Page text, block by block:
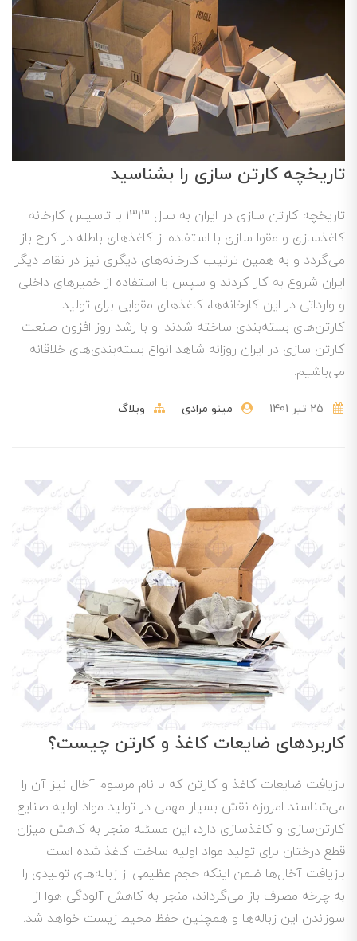
تاریخچه کارتن سازی را بشناسید
تاریخچه کارتن سازی در ایران به سال 1313 با تاسیس کارخانه
کاغذسازی و مقوا سازی با استفاده از کاغذهای باطله در کرج باز
می‌گردد و به همین ترتیب کارخانه‌های دیگری نیز در نقاط دیگر
ایران شروع به کار کردند و سپس با استفاده از خمیر‌های داخلی
و وارداتی در این کارخانه‌ها، کاغذهای مقوایی برای تولید
کارتن‌های بسته‌بندی ساخته شدند. و با رشد روز افزون صنعت
کارتن سازی در ایران روزانه شاهد انواع بسته‌بندی‌های خلاقانه
می‌باشیم.
مینو مرادی وبلاگ
کاربردهای ضایعات کاغذ و کارتن چیست؟
بازیافت ضایعات کاغذ و کارتن که با نام مرسوم آخال نیز آن را
می‌شناسند امروزه نقش بسیار مهمی در تولید مواد اولیه صنایع
کارتن‌سازی و کاغذسازی دارد، این مسئله منجر به کاهش میزان
قطع درختان برای تولید مواد اولیه ساخت کاغذ شده است.
بازیافت آخال‌ها ضمن اینکه حجم عظیمی از زباله‌های تولیدی را
به چرخه مصرف باز می‌گرداند، منجر به کاهش آلودگی هوا از
سوزاندن این زباله‌ها و همچنین حفظ محیط زیست خواهد شد.